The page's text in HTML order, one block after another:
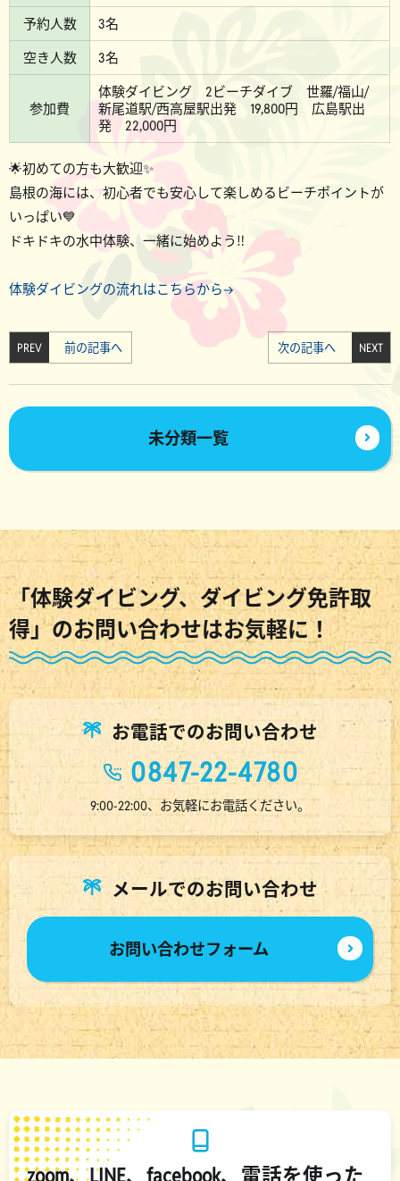
予約人数
3名
空き人数
3名
参加費
体験ダイビング 2ビーチダイブ 世羅/福山/
新尾道駅/西高屋駅出発 19,800円 広島駅出
発 22,000円
🌟初めての方も大歓迎✨
島根の海には、初心者でも安心して楽しめるビーチポイントが
いっぱい💙
ドキドキの水中体験、一緒に始めよう‼️
体験ダイビングの流れはこちらから→
PREV 前の記事へ NEXT
次の記事へ
未分類一覧
「体験ダイビング、ダイビング免許取
得」のお問い合わせはお気軽に！
お電話でのお問い合わせ
0847-22-4780
9:00-22:00、お気軽にお電話ください。
メールでのお問い合わせ
お問い合わせフォーム
zoom、LINE、facebook、電話を使った